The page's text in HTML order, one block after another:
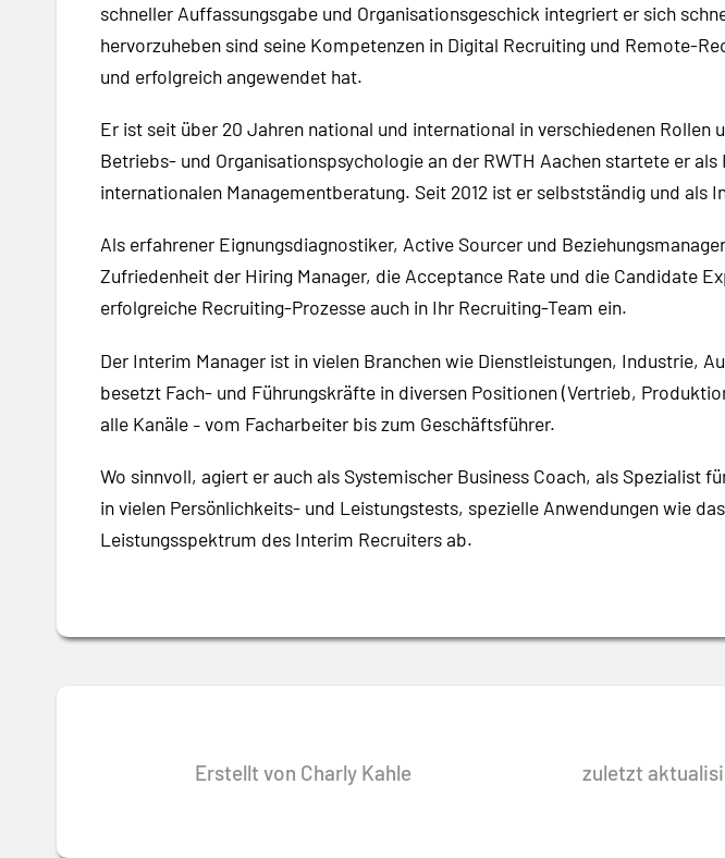
schneller Auffassungsgabe und Organisationsgeschick integriert er sich
hervorzuheben sind seine Kompetenzen in Digital Recruiting und Remote-
und erfolgreich angewendet hat.
Er ist seit über 20 Jahren national und international in verschiedenen
Betriebs- und Organisationspsychologie an der RWTH Aachen startete er
internationalen Managementberatung. Seit 2012 ist er selbstständig und
Als erfahrener Eignungsdiagnostiker, Active Sourcer und
Zufriedenheit der Hiring Manager, die Acceptance Rate und die Candidate
erfolgreiche Recruiting-Prozesse auch in Ihr Recruiting-Team ein.
Der Interim Manager ist in vielen Branchen wie Dienstleistungen, Industrie,
besetzt Fach- und Führungskräfte in diversen Positionen (Vertrieb,
alle Kanäle – vom Facharbeiter bis zum Geschäftsführer.
Wo sinnvoll, agiert er auch als Systemischer Business Coach, als
in vielen Persönlichkeits- und Leistungstests, spezielle Anwendungen wie
Leistungsspektrum des Interim Recruiters ab.
Erstellt von Charly Kahle zuletzt